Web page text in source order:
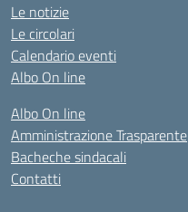
Le notizie
Le circolari
Calendario eventi
Albo On line
Albo On line
Amministrazione Trasparente
Bacheche sindacali
Contatti